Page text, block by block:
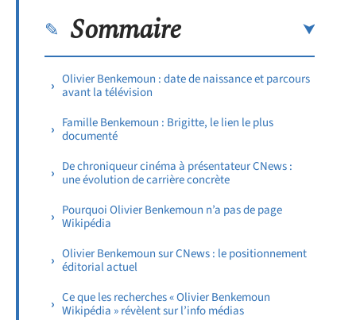
Sommaire
Olivier Benkemoun : date de naissance et parcours
avant la télévision
Famille Benkemoun : Brigitte, le lien le plus
documenté
De chroniqueur cinéma à présentateur CNews :
une évolution de carrière concrète
Pourquoi Olivier Benkemoun n’a pas de page
Wikipédia
Olivier Benkemoun sur CNews : le positionnement
éditorial actuel
Ce que les recherches « Olivier Benkemoun
Wikipédia » révèlent sur l’info médias